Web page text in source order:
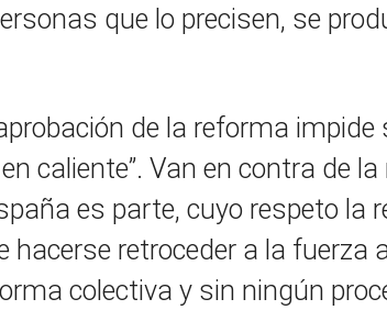
que lo precisen, se
de la reforma
caliente”. Van en contra de
es parte, cuyo respeto la
hacerse retroceder a la
colectiva y sin ningún